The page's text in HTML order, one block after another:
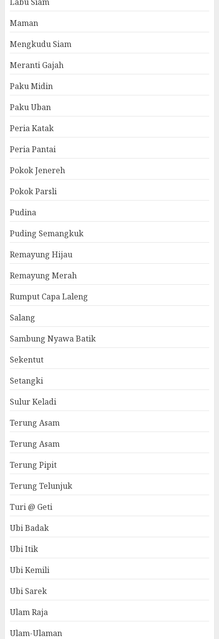
Maman
Mengkudu Siam
Meranti Gajah
Paku Midin
Paku Uban
Peria Katak
Peria Pantai
Pokok Jenereh
Pokok Parsli
Pudina
Puding Semangkuk
Remayung Hijau
Remayung Merah
Rumput Capa Laleng
Salang
Sambung Nyawa Batik
Sekentut
Setangki
Sulur Keladi
Terung Asam
Terung Asam
Terung Pipit
Terung Telunjuk
Turi @ Geti
Ubi Badak
Ubi Itik
Ubi Kemili
Ubi Sarek
Ulam Raja
Ulam-Ulaman